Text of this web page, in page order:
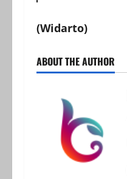
(Widarto)
ABOUT THE AUTHOR